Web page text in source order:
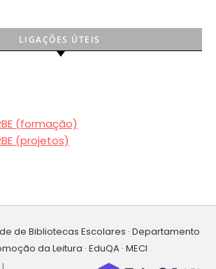
LIGAÇÕES ÚTEIS
(formação)
(projetos)
de Bibliotecas Escolares · Departamento
da Leitura · EduQA · MECI